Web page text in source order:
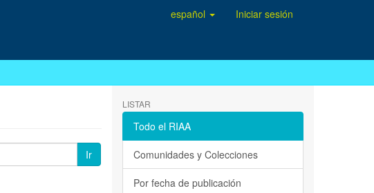
español Iniciar sesión
Ir
LISTAR
Todo el RIAA
Comunidades y Colecciones
Por fecha de publicación